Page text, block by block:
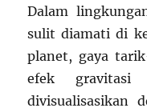
Dalam
sulit diamati di
planet, gaya
efek
divisualisasikan